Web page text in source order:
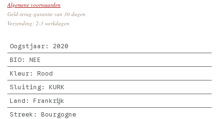
Algemene voorwaarden
Geld-terug-garantie van 30 dagen
Verzending: 2-3 werkdagen
Oogstjaar: 2020
BIO: NEE
Kleur: Rood
Sluiting: KURK
Land : Frankrijk
Streek : Bourgogne